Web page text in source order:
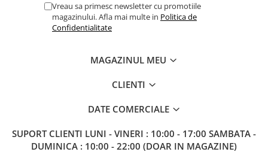
Vreau sa primesc newsletter cu promotiile
magazinului. Afla mai multe in Politica de
Confidentialitate
MAGAZINUL MEU
CLIENTI
DATE COMERCIALE
SUPORT CLIENTI LUNI - VINERI : 10:00 - 17:00 SAMBATA -
DUMINICA : 10:00 - 22:00 (DOAR IN MAGAZINE)